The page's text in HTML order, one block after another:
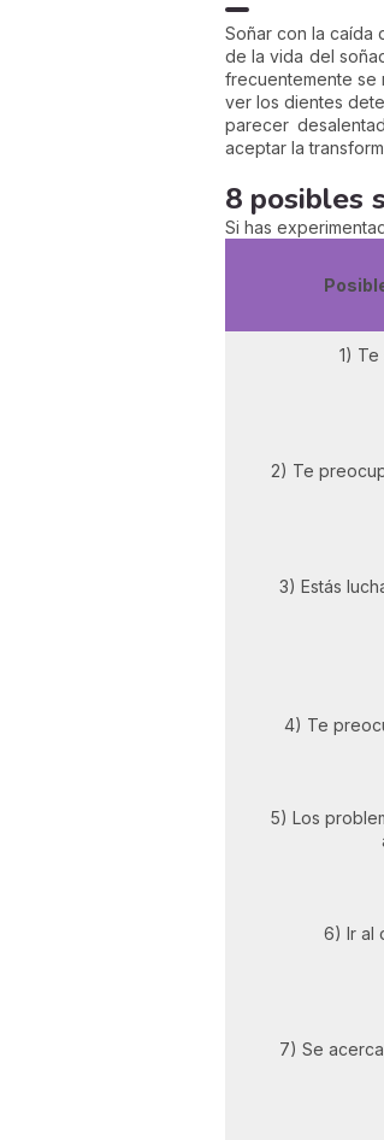
Soñar con la caída
de la vida del
frecuentemente se
ver los dientes
parecer
aceptar la
8 posibles
Si has
1)
2) Te
3) Estás
4) Te
5) Los
6) Ir al
7) Se